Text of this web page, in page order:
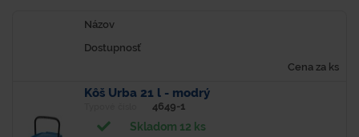
Názov
Dostupnosť
Cena za ks
Kôš Urba 21 l - modrý
4649-1
Skladom 12 ks